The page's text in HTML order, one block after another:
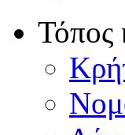
Τόπος